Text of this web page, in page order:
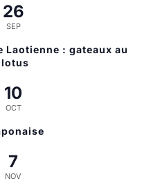
26
SEP
Laotienne : gateaux au
lotus
10
OCT
7
NOV